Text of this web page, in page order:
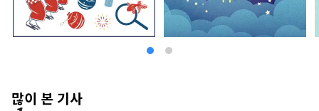
많이 본 기사